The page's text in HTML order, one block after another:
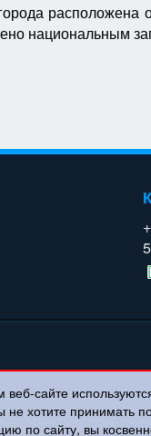
расположена
национальным
веб-сайте
не хотите принимать
по сайту, вы